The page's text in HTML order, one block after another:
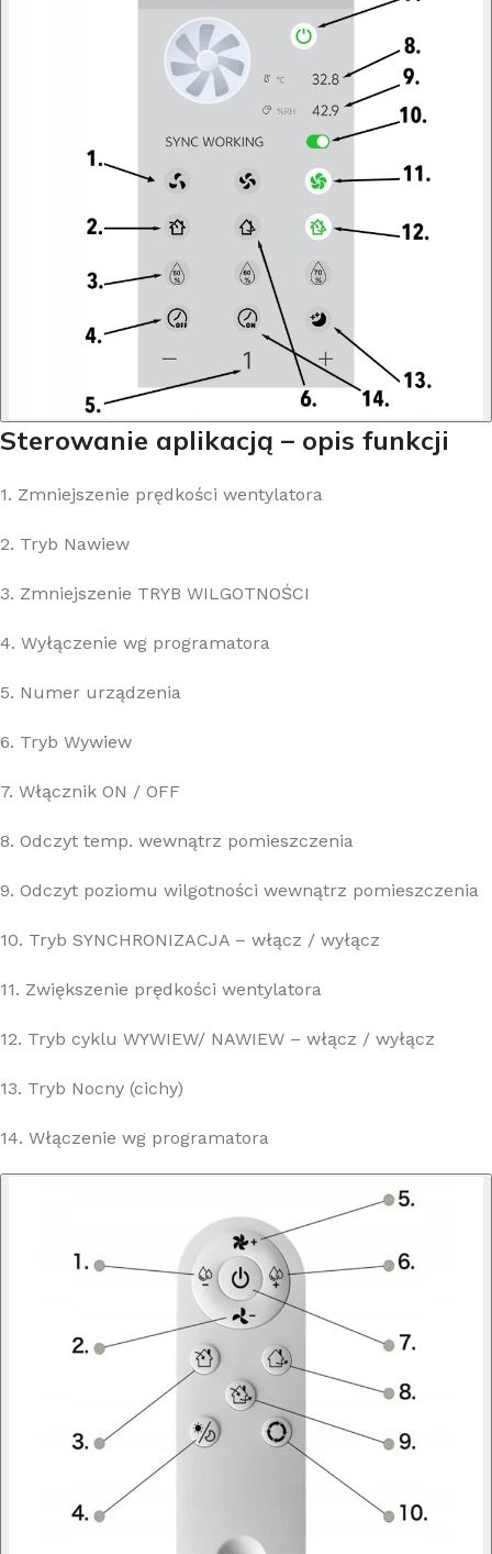
Sterowanie aplikacją – opis funkcji
1. Zmniejszenie prędkości wentylatora
2. Tryb Nawiew
3. Zmniejszenie TRYB WILGOTNOŚCI
4. Wyłączenie wg programatora
5. Numer urządzenia
6. Tryb Wywiew
7. Włącznik ON / OFF
8. Odczyt temp. wewnątrz pomieszczenia
9. Odczyt poziomu wilgotności wewnątrz pomieszczenia
10. Tryb SYNCHRONIZACJA – włącz / wyłącz
11. Zwiększenie prędkości wentylatora
12. Tryb cyklu WYWIEW/ NAWIEW – włącz / wyłącz
13. Tryb Nocny (cichy)
14. Włączenie wg programatora